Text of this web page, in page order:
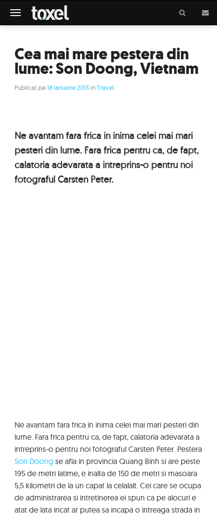
Meniu
Cea mai mare pestera din
lume: Son Doong, Vietnam
Publicat pe18 Ianuarie 2013 inTravel
Ne avantam fara frica in inima celei mai mari
pesteri din lume. Fara frica pentru ca, de fapt,
calatoria adevarata a intreprins-o pentru noi
fotograful Carsten Peter.
Ne avantam fara frica in inima celei mai mari pesteri din
lume. Fara frica pentru ca, de fapt, calatoria adevarata a
intreprins-o pentru noi fotograful Carsten Peter. Pestera
Son Doong se afla in provincia Quang Binh si are peste
195 de metri latime, e inalta de 150 de metri si masoara
5,5 kilometri de la un capat la celalalt. Cei care se ocupa
de administrarea si intretinerea ei spun ca pe alocuri e
atat de lata incat ar putea sa incapa o intreaga strada in